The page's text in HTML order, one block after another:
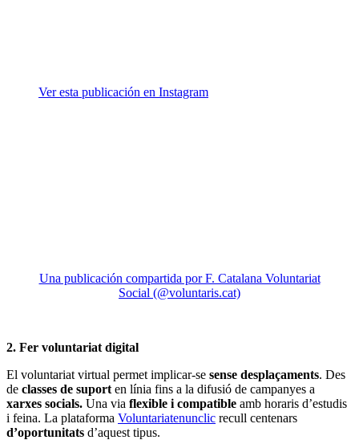
Ver esta publicación en Instagram
Una publicación compartida por F. Catalana Voluntariat
Social (@voluntaris.cat)
2. Fer voluntariat digital
El voluntariat virtual permet implicar-se sense desplaçaments. Des
de classes de suport en línia fins a la difusió de campanyes a
xarxes socials. Una via flexible i compatible amb horaris d’estudis
i feina. La plataforma Voluntariatenunclic recull centenars
d’oportunitats d’aquest tipus.